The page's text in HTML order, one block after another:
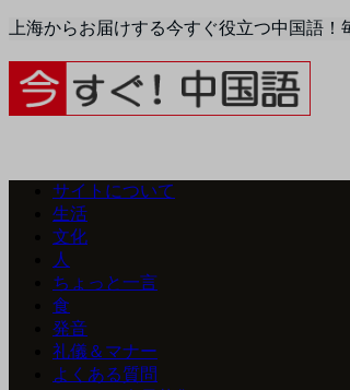
上海からお届けする今すぐ役立つ中国語
サイトについて
生活
文化
人
ちょっと一言
食
発音
礼儀＆マナー
よくある質問